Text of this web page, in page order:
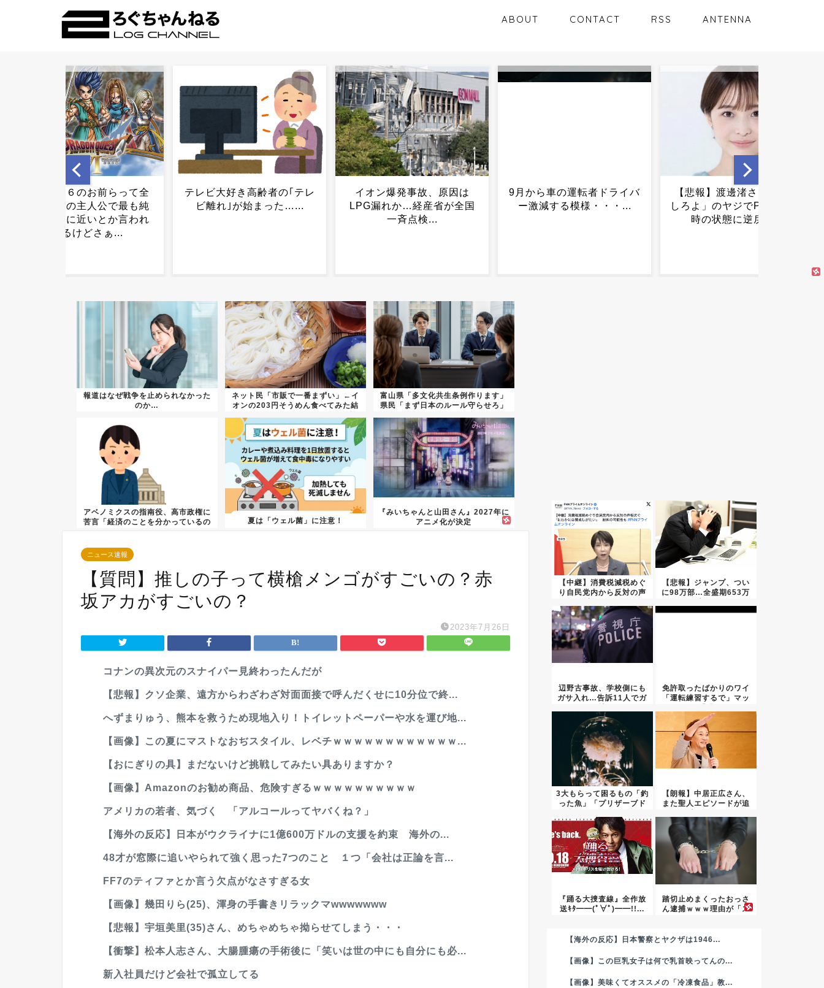
ABOUT CONTACT RSS ANTENNA
イオン爆発事故、原因は
LPG漏れか…経産省が全国
9月から車の運転者ドライバ
ー激減する模様・・・...
【悲報】渡邊渚さん「キス
しろよ」のヤジでPTSD発症
【悩み】ガリガリすぎて夏
何を着ればいいの？？？...
テレビ大好き高齢者の｢テレ
ビ離れ｣が始まった…...
報道はなぜ戦争を止められなかった
のか…
ネット民「市販で一番まずい」←イ
オンの203円そうめん食べてみた結
富山県「多文化共生条例作ります」
県民「まず日本のルール守らせろ」
アベノミクスの指南役、高市政権に
苦言「経済のことを分かっているの
夏は「ウェル菌」に注意！
『みいちゃんと山田さん』2027年に
アニメ化が決定
ニュース速報
【質問】推しの子って横槍メンゴがすごいの？赤
坂アカがすごいの？
2023年7月26日
コナンの異次元のスナイパー見終わったんだが
【悲報】クソ企業、遠方からわざわざ対面面接で呼んだくせに10分位で終...
へずまりゅう、熊本を救うため現地入り！トイレットペーパーや水を運び地...
【画像】この夏にマストなおぢスタイル、レベチｗｗｗｗｗｗｗｗｗｗｗｗ...
【おにぎりの具】まだないけど挑戦してみたい具ありますか？
【画像】Amazonのお勧め商品、危険すぎるｗｗｗｗｗｗｗｗｗｗ
アメリカの若者、気づく 「アルコールってヤバくね？」
【海外の反応】日本がウクライナに1億600万ドルの支援を約束 海外の...
48才が窓際に追いやられて強く思った7つのこと １つ「会社は正論を言...
FF7のティファとか言う欠点がなさすぎる女
【画像】幾田りら(25)、渾身の手書きリラックマwwwwwww
【悲報】宇垣美里(35)さん、めちゃめちゃ拗らせてしまう・・・
【衝撃】松本人志さん、大腸腫瘍の手術後に「笑いは世の中にも自分にも必...
新入社員だけど会社で孤立してる
【中継】消費税減税めぐ
り自民党内から反対の声
【悲報】ジャンプ、つい
に98万部…全盛期653万
辺野古事故、学校側にも
ガサ入れ…告訴11人でガ
免許取ったばかりのワイ
「運転練習するで」マッ
3大もらって困るもの「釣
った魚」「プリザーブド
【朗報】中居正広さん、
また聖人エピソードが追
『踊る大捜査線』全作放
送ｷﾀ━━(ﾟ∀ﾟ)━━!!...
踏切止めまくったおっさ
ん逮捕ｗｗｗ理由が「ス
【海外の反応】日本警察とヤクザは1946...
【画像】この巨乳女子は何で乳首映ってんの...
【画像】美味くてオススメの「冷凍食品」教...